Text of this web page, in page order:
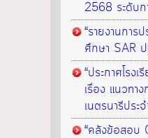
2568 ระดับ
“รายงานการ
ศึกษา SAR
“ประกาศโร
เรื่อง แนวทา
เนตรนารีปร
“คลังข้อสอบ